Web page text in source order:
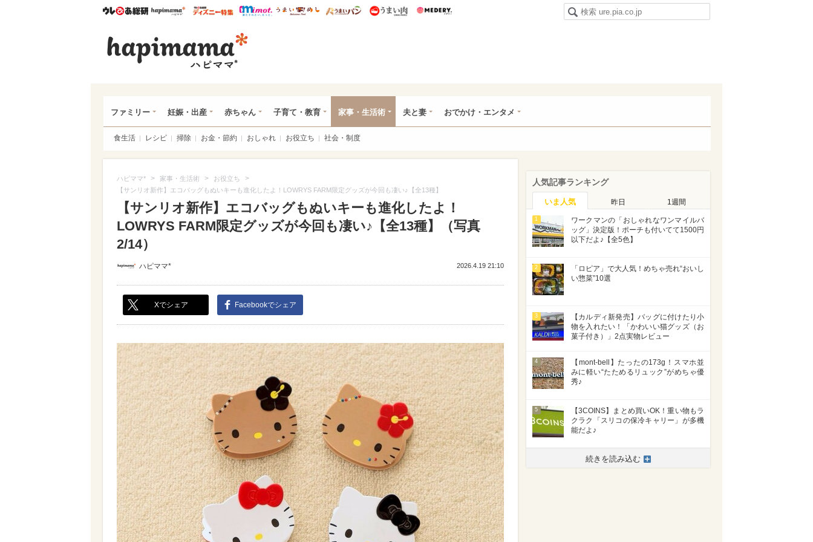
ウレぴあ総研ハピママ* ウレぴあ総研 ディズニー特集
mimot. うまいめし うまいパン うまい肉
ファミリー 妊娠・出産 赤ちゃん 子育て・教育 家事・生活術 夫と妻 おでかけ・エンタメ
食生活 レシピ 掃除 お金・節約 おしゃれ お役立ち 社会・制度
ハピママ* > 家事・生活術 > お役立ち >
【サンリオ新作】エコバッグもぬいキーも進化したよ！LOWRYS FARM限定グッズが今回も凄い♪【全13種】
【サンリオ新作】エコバッグもぬいキーも進化したよ！
LOWRYS FARM限定グッズが今回も凄い♪【全13種】（写真
2/14）
ハピママ* 2026.4.19 21:10
Xでシェア Facebookでシェア
人気記事ランキング
いま人気 昨日 1週間
1
ワークマンの「おしゃれなワンマイルバ
ッグ」決定版！ポーチも付いてて1500円
以下だよ♪【全5色】
2
「ロピア」で大人気！めちゃ売れ“おいし
い惣菜”10選
3
【カルディ新発売】バッグに付けたり小
物を入れたい！「かわいい猫グッズ（お
菓子付き）」2点実物レビュー
4
【mont-bell】たったの173g！スマホ並
みに軽い“たためるリュック”がめちゃ優
秀♪
5
【3COINS】まとめ買いOK！重い物もラ
クラク「スリコの保冷キャリー」が多機
能だよ♪
続きを読み込む